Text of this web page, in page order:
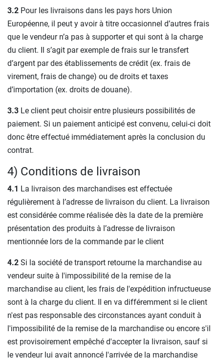
3.2 Pour les livraisons dans les pays hors Union
Européenne, il peut y avoir à titre occasionnel d’autres frais
que le vendeur n’a pas à supporter et qui sont à la charge
du client. Il s’agit par exemple de frais sur le transfert
d’argent par des établissements de crédit (ex. frais de
virement, frais de change) ou de droits et taxes
d’importation (ex. droits de douane).
3.3 Le client peut choisir entre plusieurs possibilités de
paiement. Si un paiement anticipé est convenu, celui-ci doit
donc être effectué immédiatement après la conclusion du
contrat.
4) Conditions de livraison
4.1 La livraison des marchandises est effectuée
régulièrement à l’adresse de livraison du client. La livraison
est considérée comme réalisée dès la date de la première
présentation des produits à l’adresse de livraison
mentionnée lors de la commande par le client
4.2 Si la société de transport retourne la marchandise au
vendeur suite à l'impossibilité de la remise de la
marchandise au client, les frais de l'expédition infructueuse
sont à la charge du client. Il en va différemment si le client
n'est pas responsable des circonstances ayant conduit à
l'impossibilité de la remise de la marchandise ou encore s'il
est provisoirement empêché d'accepter la livraison, sauf si
le vendeur lui avait annoncé l'arrivée de la marchandise